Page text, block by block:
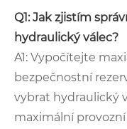
Q1: Jak zjistím
hydraulický válec?
A1: Vypočítejte
bezpečnostní
vybrat hydraulický
maximální